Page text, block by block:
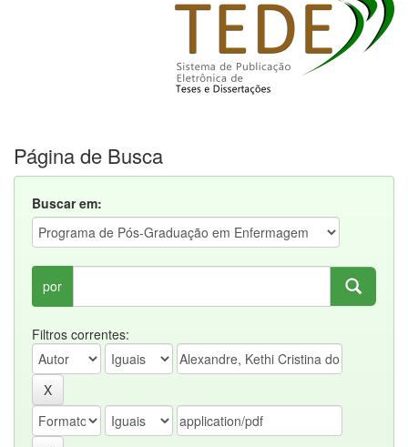
Página de Busca
Buscar em:
por
Filtros correntes: